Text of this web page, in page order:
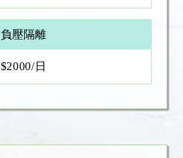
負壓隔離
$2000/日